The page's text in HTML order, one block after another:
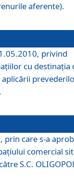
aferente).
privind
cu destinaţia
prin care s-a
comercial
S.C.